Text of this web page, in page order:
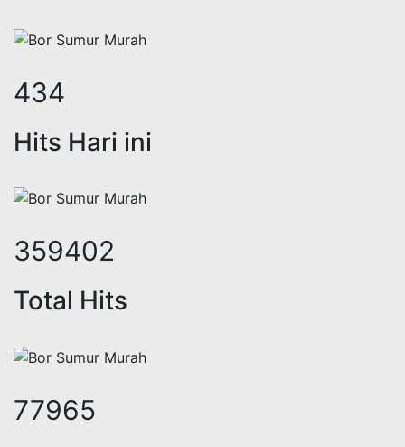
522
Hits Hari ini
431851
Total Hits
93744